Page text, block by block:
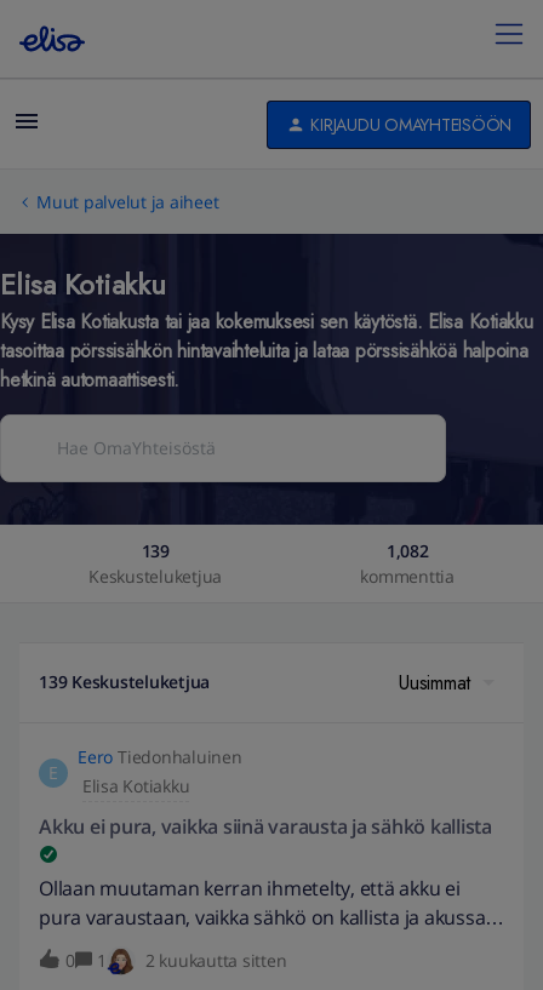
KIRJAUDU OMAYHTEISÖÖN
Muut palvelut ja aiheet
Elisa Kotiakku
Kysy Elisa Kotiakusta tai jaa kokemuksesi sen käytöstä. Elisa Kotiakku
tasoittaa pörssisähkön hintavaihteluita ja lataa pörssisähköä halpoina
hetkinä automaattisesti.
139
Keskusteluketjua
1,082
kommenttia
139 Keskusteluketjua Uusimmat
E
Eero Tiedonhaluinen
Elisa Kotiakku
Akku ei pura, vaikka siinä varausta ja sähkö kallista
Ollaan muutaman kerran ihmetelty, että akku ei
pura varaustaan, vaikka sähkö on kallista ja akussa
olisi varausta. Napsautin sähkösaunan päälle, jolloin
kulutus pomppasi ja tällä hetkellä sähkö päivän
0 1 2 kuukautta sitten